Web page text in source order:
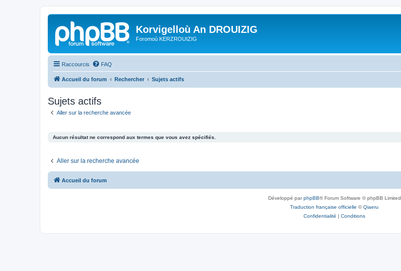
Korvigelloù An DROUIZIG
Foromoù KERZROUIZIG
Raccourcis FAQ
Accueil du forum Rechercher Sujets actifs
Sujets actifs
Aller sur la recherche avancée
Aucun résultat ne correspond aux termes que vous avez spécifiés.
Aller sur la recherche avancée
Accueil du forum
Développé parphpBB® Forum Software © phpBB Limited
Traduction française officielle ©Qiaeru
Confidentialité | Conditions